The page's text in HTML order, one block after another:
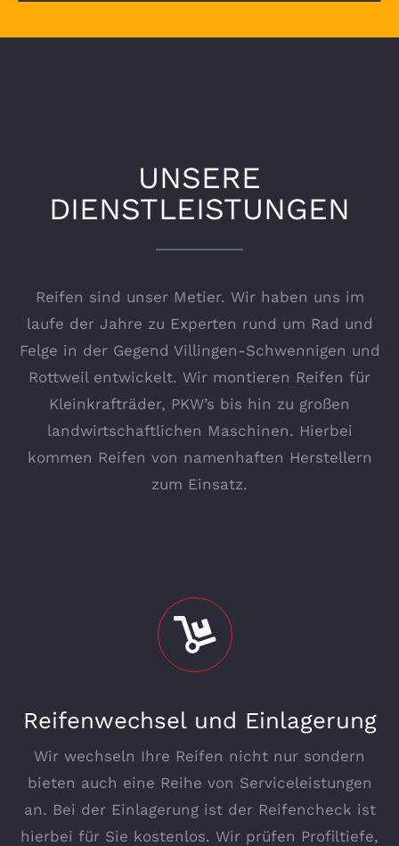
UNSERE
DIENSTLEISTUNGEN
Reifen sind unser Metier. Wir haben uns im
laufe der Jahre zu Experten rund um Rad und
Felge in der Gegend Villingen-Schwennigen und
Rottweil entwickelt. Wir montieren Reifen für
Kleinkrafträder, PKW’s bis hin zu großen
landwirtschaftlichen Maschinen. Hierbei
kommen Reifen von namenhaften Herstellern
zum Einsatz.
Reifenwechsel und Einlagerung
Wir wechseln Ihre Reifen nicht nur sondern
bieten auch eine Reihe von Serviceleistungen
an. Bei der Einlagerung ist der Reifencheck ist
hierbei für Sie kostenlos. Wir prüfen Profiltiefe,